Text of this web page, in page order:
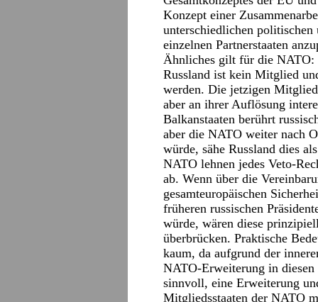
Konzept einer
unterschiedlichen
einzelnen Partnerstaaten
Ähnliches gilt für die
Russland ist kein Mitglied
werden. Die jetzigen
aber an ihrer Auflösung
Balkanstaaten berührt
aber die NATO weiter nach
würde, sähe Russland dies
NATO lehnen jedes Veto-
ab. Wenn über die
gesamteuropäischen
früheren russischen
würde, wären diese
überbrücken. Praktische
kaum, da aufgrund der
NATO-Erweiterung in
sinnvoll, eine Erweiterung
Mitgliedsstaaten der NATO